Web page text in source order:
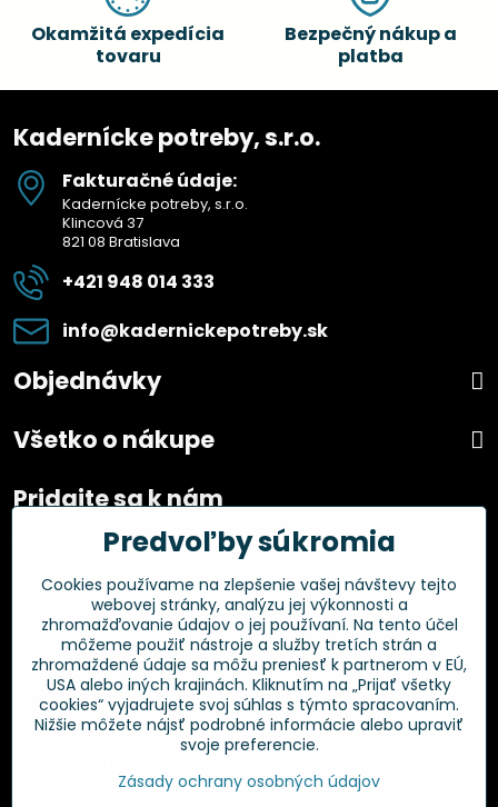
Okamžitá expedícia
tovaru
Bezpečný nákup a
platba
Kadernícke potreby, s.r.o.
Fakturačné údaje:
Kadernícke potreby, s.r.o.
Klincová 37
821 08 Bratislava
+421 948 014 333
info​@kadernickepotreby​.sk
Objednávky
Všetko o nákupe
Pridajte sa k nám
Facebook
Overené zákazníkmi
Predvoľby súkromia
Cookies používame na zlepšenie vašej návštevy tejto
webovej stránky, analýzu jej výkonnosti a
zhromažďovanie údajov o jej používaní. Na tento účel
môžeme použiť nástroje a služby tretích strán a
zhromaždené údaje sa môžu preniesť k partnerom v EÚ,
USA alebo iných krajinách. Kliknutím na „Prijať všetky
cookies“ vyjadrujete svoj súhlas s týmto spracovaním.
Nižšie môžete nájsť podrobné informácie alebo upraviť
svoje preferencie.
Zásady ochrany osobných údajov